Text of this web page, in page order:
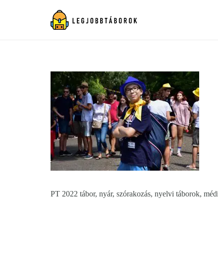
PT 2022 tábor, nyár, szórakozás, nyelvi táborok,